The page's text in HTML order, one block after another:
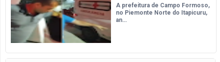
A prefeitura de Campo Formoso,
no Piemonte Norte do Itapicuru,
an…